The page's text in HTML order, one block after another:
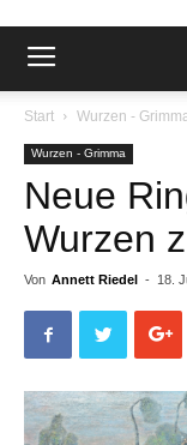
Start Wurzen -
Wurzen - Grimma
Neue
Wurzen
Von Annett Riedel - 18.